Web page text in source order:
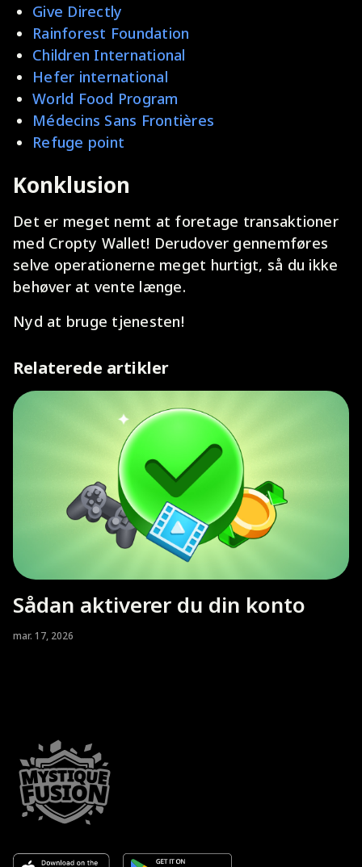
Give Directly
Rainforest Foundation
Children International
Hefer international
World Food Program
Médecins Sans Frontières
Refuge point
Konklusion
Det er meget nemt at foretage transaktioner
med Cropty Wallet! Derudover gennemføres
selve operationerne meget hurtigt, så du ikke
behøver at vente længe.
Nyd at bruge tjenesten!
Relaterede artikler
Sådan aktiverer du din konto
mar. 17, 2026